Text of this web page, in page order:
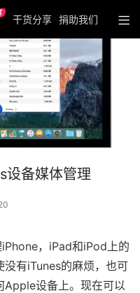
干货分享 捐助我们
设备媒体管理
，iPad和iPod上的
有iTunes的麻烦，也可
Apple设备上。现在可以